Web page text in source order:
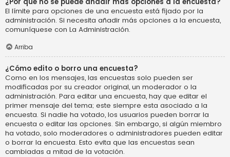
El límite para opciones de una encuesta está fijado por la
administración. Si necesita añadir más opciones a la encuesta,
comuníquese con La Administración.
Arriba
¿Cómo edito o borro una encuesta?
Como en los mensajes, las encuestas solo pueden ser
modificadas por su creador original, un moderador o la
administración. Para editar una encuesta, hay que editar el
primer mensaje del tema; este siempre esta asociado a la
encuesta. Si nadie ha votado, los usuarios pueden borrar la
encuesta o editar las opciones. Sin embargo, si algún miembro
ha votado, solo moderadores o administradores pueden editar
o borrar la encuesta. Esto evita que las encuestas sean
cambiadas a mitad de la votación.